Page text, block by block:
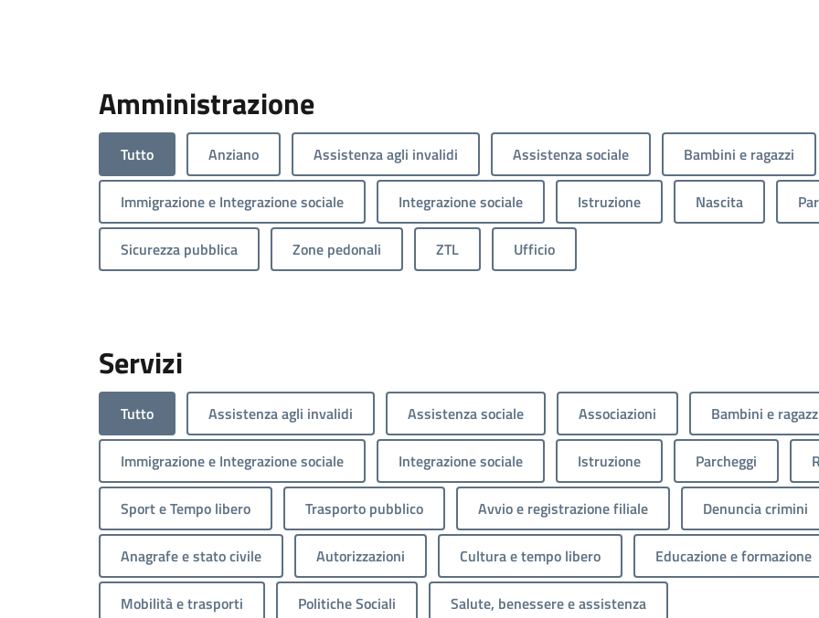
Amministrazione
Tutto Anziano Assistenza agli invalidi Assistenza sociale Bambini e ragazzi
Immigrazione e Integrazione sociale Integrazione sociale Istruzione Nascita
Sicurezza pubblica Zone pedonali ZTL Ufficio
Servizi
Tutto Assistenza agli invalidi Assistenza sociale Associazioni Bambini e
Immigrazione e Integrazione sociale Integrazione sociale Istruzione Parcheggi
Sport e Tempo libero Trasporto pubblico Avvio e registrazione filiale Denuncia crimini
Anagrafe e stato civile Autorizzazioni Cultura e tempo libero Educazione e formazione
Mobilità e trasporti Politiche Sociali Salute, benessere e assistenza